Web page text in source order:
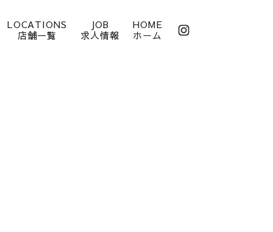
LOCATIONS
店舗一覧
JOB
求人情報
HOME
ホーム